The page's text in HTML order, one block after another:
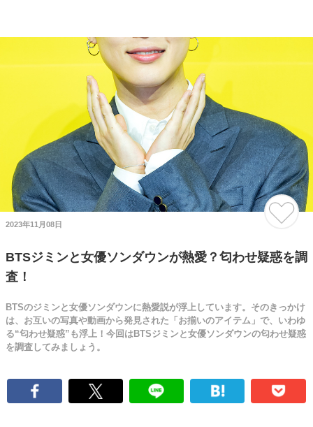
2023年11月08日
BTSジミンと女優ソンダウンが熱愛？匂わせ疑惑を調
査！
BTSのジミンと女優ソンダウンに熱愛説が浮上しています。そのきっかけ
は、お互いの写真や動画から発見された「お揃いのアイテム」で、いわゆ
る“匂わせ疑惑”も浮上！今回はBTSジミンと女優ソンダウンの匂わせ疑惑
を調査してみましょう。